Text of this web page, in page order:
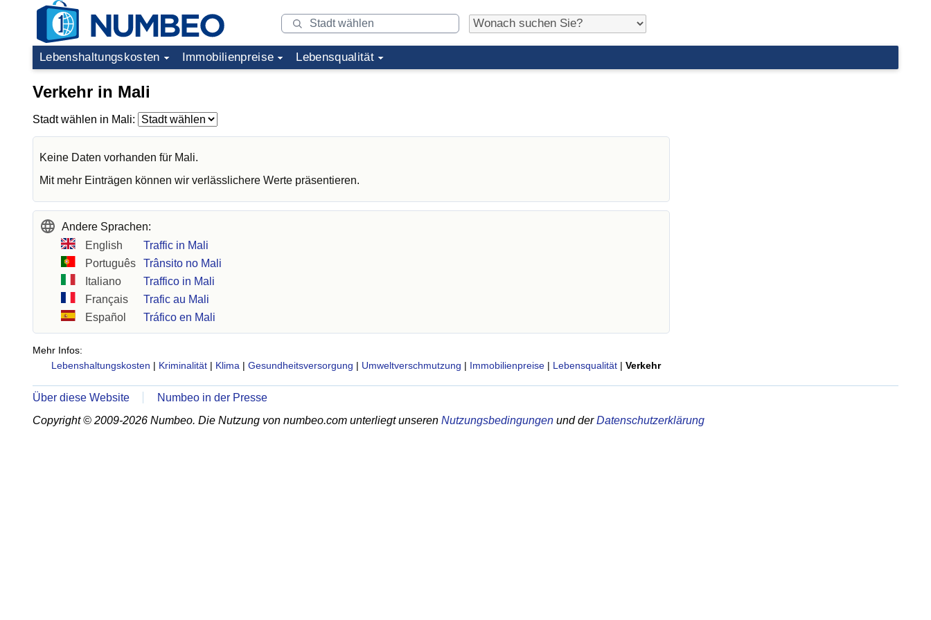
Lebenshaltungskosten Immobilienpreise Lebensqualität
Verkehr in Mali
Stadt wählen in Mali:
Keine Daten vorhanden für Mali.
Mit mehr Einträgen können wir verlässlichere Werte präsentieren.
Andere Sprachen:
English
Traffic in Mali
Português
Trânsito no Mali
Italiano
Traffico in Mali
Français
Trafic au Mali
Español
Tráfico en Mali
Mehr Infos:
Lebenshaltungskosten | Kriminalität | Klima | Gesundheitsversorgung | Umweltverschmutzung | Immobilienpreise | Lebensqualität | Verkehr
Über diese Website
Numbeo in der Presse
Copyright © 2009-2026 Numbeo. Die Nutzung von numbeo.com unterliegt unseren Nutzungsbedingungen und derDatenschutzerklärung